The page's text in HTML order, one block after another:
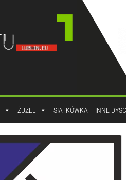
ŻUŻEL SIATKÓWKA INNE